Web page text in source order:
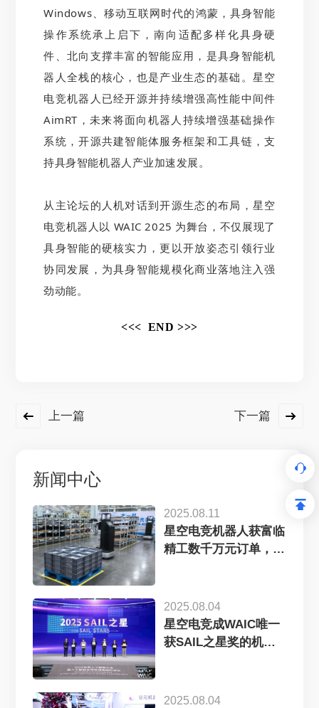
Windows、移动互联网时代的鸿蒙，具身智能
操作系统承上启下，南向适配多样化具身硬
件、北向支撑丰富的智能应用，是具身智能机
器人全栈的核心，也是产业生态的基础。星空
电竞机器人已经开源并持续增强高性能中间件
AimRT，未来将面向机器人持续增强基础操作
系统，开源共建智能体服务框架和工具链，支
持具身智能机器人产业加速发展。
从主论坛的人机对话到开源生态的布局，星空
电竞机器人以 WAIC 2025 为舞台，不仅展现了
具身智能的硬核实力，更以开放姿态引领行业
协同发展，为具身智能规模化商业落地注入强
劲动能。
<<< END >>>
上一篇 下一篇
新闻中心
2025.08.11
星空电竞机器人获富临
精工数千万元订单，工
2025.08.04
星空电竞成WAIC唯一
获SAIL之星奖的机
2025.08.04